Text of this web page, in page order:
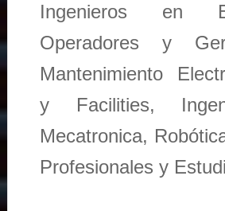
Ingenieros en
Operadores y
Mantenimiento
y Facilities,
Mecatronica,
Profesionales y